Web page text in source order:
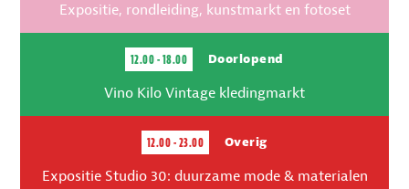
Expositie, rondleiding, kunstmarkt en fotoset
12.00 - 18.00 Doorlopend
Vino Kilo Vintage kledingmarkt
12.00 - 23.00 Overig
Expositie Studio 30: duurzame mode & materialen